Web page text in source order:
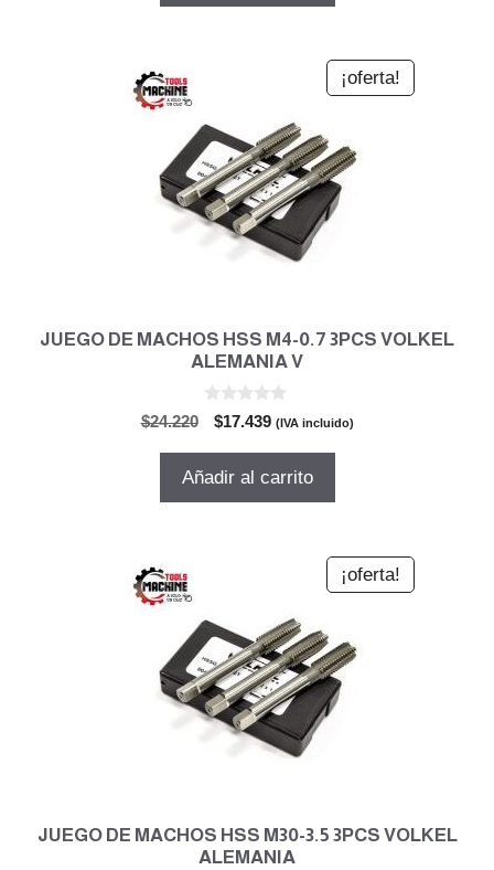
¡oferta!
JUEGO DE MACHOS HSS M4-0.7 3PCS VOLKEL
ALEMANIA V
$24.220
El
original
$17.439El
actual
(IVA incluido)
Añadir al carrito
¡oferta!
JUEGO DE MACHOS HSS M30-3.5 3PCS VOLKEL
ALEMANIA